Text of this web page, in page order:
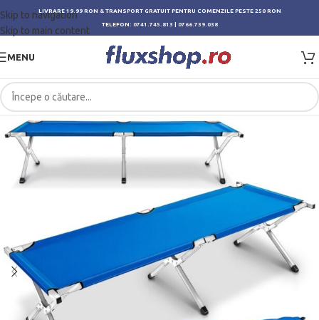
Skip to navigation
Skip to main content
LIVRARE 19.99 RON & TRANSPORT GRATUIT PENTRU COMENZILE PESTE 250 RON
TELEFON: 0741.745.813 0766.739.038
MENU